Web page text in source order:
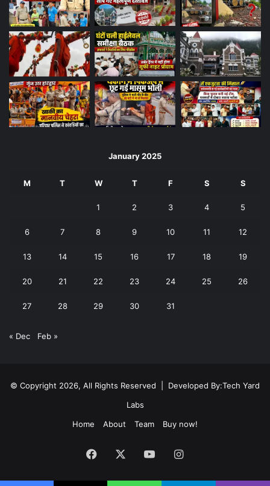
January 2025
M T W T F S S
1 2 3 4 5
6 7 8 9 10 11 12
13 14 15 16 17 18 19
20 21 22 23 24 25 26
27 28 29 30 31
« Dec Feb »
© Copyright 2026, All Rights Reserved | Developed By:Tech Yard
Labs
Home
About Team Buy now!
Facebook YouTubeInstagram